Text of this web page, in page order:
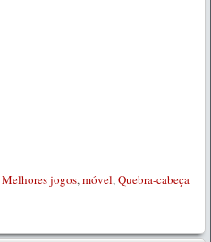
Melhores jogos,móvel,Quebra-cabeça